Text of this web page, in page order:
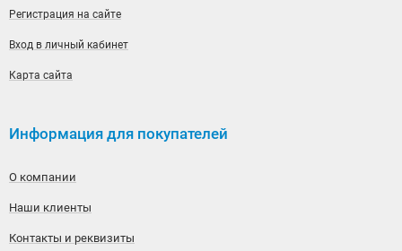
Регистрация на сайте
Вход в личный кабинет
Карта сайта
Информация для покупателей
О компании
Наши клиенты
Контакты и реквизиты